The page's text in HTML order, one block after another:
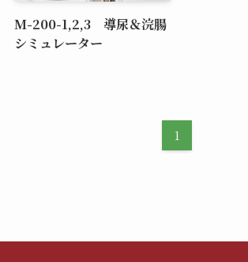
M-200-1,2,3 導尿＆浣腸
シミュレーター
1